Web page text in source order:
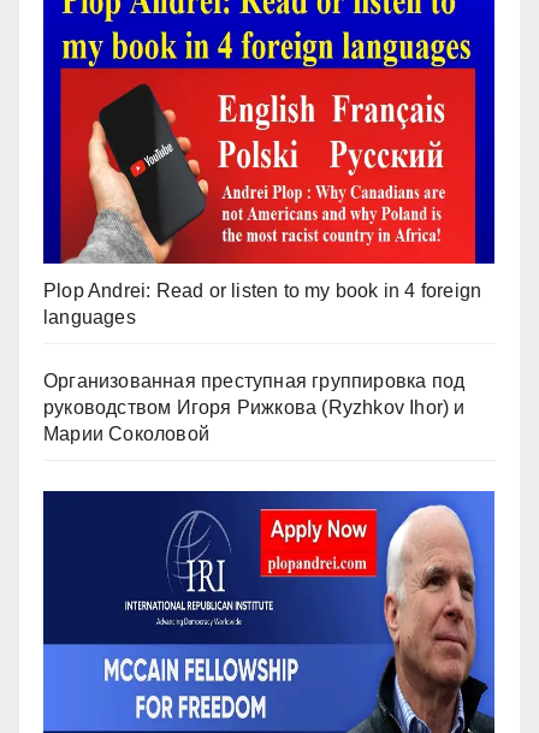
Plop Andrei: Read or listen to my book in 4 foreign
languages
Организованная преступная группировка под
руководством Игоря Рижкова (Ryzhkov Ihor) и
Марии Соколовой